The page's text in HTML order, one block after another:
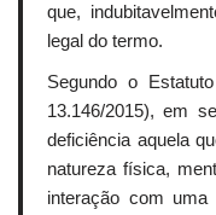
que,
legal do termo.
Segundo o
13.146/2015), em
deficiência aquela
natureza física,
interação com